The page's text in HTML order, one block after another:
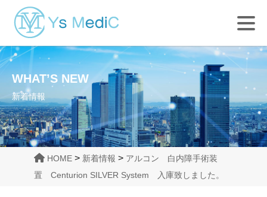
WHAT’S NEW
新着情報
HOME> 新着情報 > アルコン 白内障手術装
置 Centurion SILVER System 入庫致しました。